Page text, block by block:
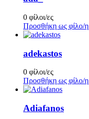
0 φίλοι/ες
Προσθήκη ως φίλο/η
adekastos
0 φίλοι/ες
Προσθήκη ως φίλο/η
Adiafanos